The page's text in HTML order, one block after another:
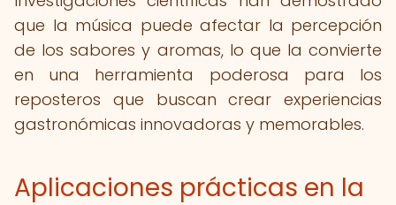
que la música puede afectar la percepción
de los sabores y aromas, lo que la convierte
en una herramienta poderosa para los
reposteros que buscan crear experiencias
gastronómicas innovadoras y memorables.
Aplicaciones prácticas en la